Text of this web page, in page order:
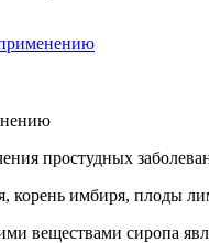
простудных
корень имбиря, плоды
веществами сиропа